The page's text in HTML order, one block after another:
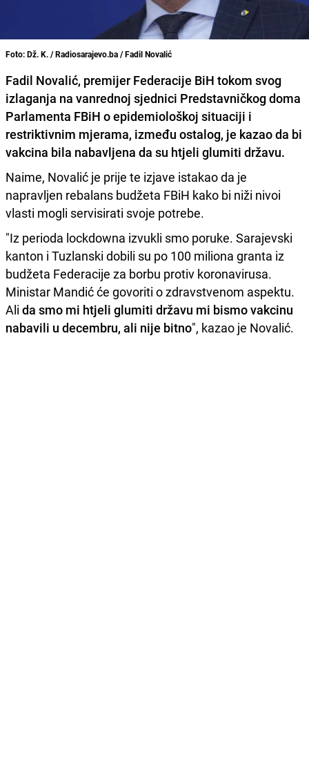
Foto: Dž. K. / Radiosarajevo.ba / Fadil Novalić
Fadil Novalić, premijer Federacije BiH tokom svog
izlaganja na vanrednoj sjednici Predstavničkog doma
Parlamenta FBiH o epidemiološkoj situaciji i
restriktivnim mjerama, između ostalog, je kazao da bi
vakcina bila nabavljena da su htjeli glumiti državu.
Naime, Novalić je prije te izjave istakao da je
napravljen rebalans budžeta FBiH kako bi niži nivoi
vlasti mogli servisirati svoje potrebe.
"Iz perioda lockdowna izvukli smo poruke. Sarajevski
kanton i Tuzlanski dobili su po 100 miliona granta iz
budžeta Federacije za borbu protiv koronavirusa.
Ministar Mandić će govoriti o zdravstvenom aspektu.
Ali da smo mi htjeli glumiti državu mi bismo vakcinu
nabavili u decembru, ali nije bitno", kazao je Novalić.